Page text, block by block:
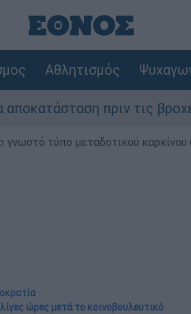
Αθλητισμός
πριν τις βροχές
τύπο μεταδοτικού καρκίνου
ώρες μετά το κοινοβουλευτικό